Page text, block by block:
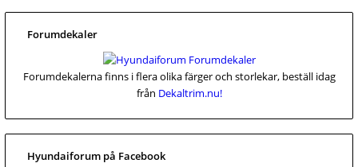
Forumdekaler
Forumdekalerna finns i flera olika färger och storlekar, beställ idag
från Dekaltrim.nu!
Hyundaiforum på Facebook